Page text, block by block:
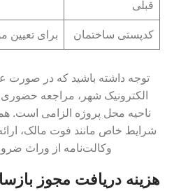
قبلی
کدپستی ساختمان برای تعیین
توجه داشته باشید که در صورت
الکترونیک شهر، مراجعه
ناحیه محل پروژه الزامی است.
شرایط خاص مانند فوت مالک،
وکالت‌نامه از وراث
هزینه دریافت مجوز